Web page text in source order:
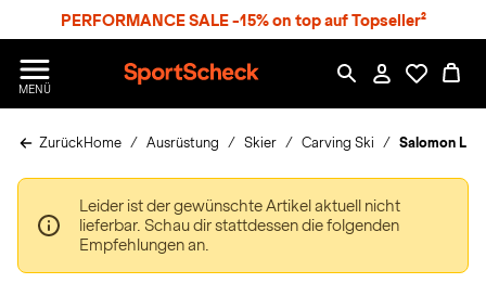
PERFORMANCE SALE -15% on top auf Topseller²
MENÜ
p
r
c
h
e
ZurückHome Ausrüstung Skier Carving Ski Salomon L
Leider ist der gewünschte Artikel aktuell nicht
lieferbar. Schau dir stattdessen die folgenden
Empfehlungen an.